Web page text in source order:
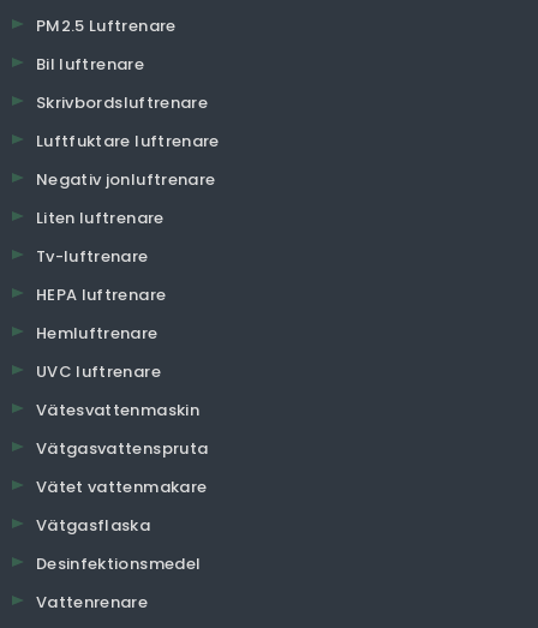
PM2.5 Luftrenare
Bil luftrenare
Skrivbordsluftrenare
Luftfuktare luftrenare
Negativ jonluftrenare
Liten luftrenare
Tv-luftrenare
HEPA luftrenare
Hemluftrenare
UVC luftrenare
Vätesvattenmaskin
Vätgasvattenspruta
Vätet vattenmakare
Vätgasflaska
Desinfektionsmedel
Vattenrenare